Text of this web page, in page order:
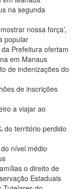
na segunda
nossa força’,
popular
Prefeitura ofertam
em Manaus
de indenizações do
de inscrições
a viajar ao
do território perdido
nível médio
o direito de
Estaduais